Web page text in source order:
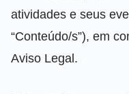
atividades e seus
“Conteúdo/s”), em
Aviso Legal.